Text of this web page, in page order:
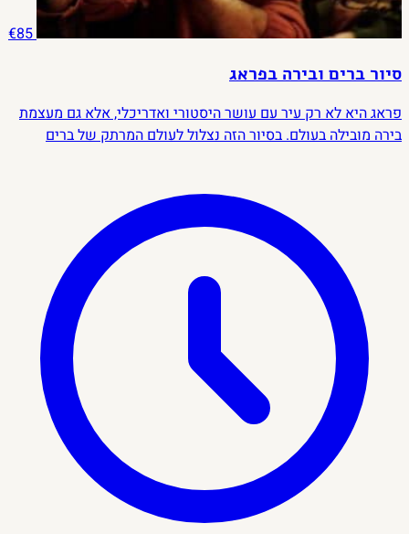
€85
סיור ברים ובירה בפראג
פראג היא לא רק עיר עם עושר היסטורי ואדריכלי, אלא גם מעצמת
בירה מובילה בעולם. בסיור הזה נצלול לעולם המרתק של ברים